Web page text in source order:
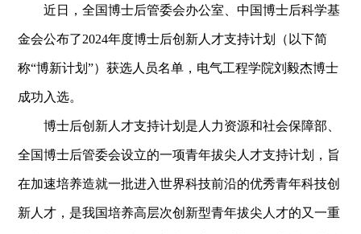
近日，全国博士后管委会办公室、中国博士后科学基
金会公布了2024年度博士后创新人才支持计划 （以下简
称“博新计划”）获选人员名单， 电气工程学院刘毅杰博士
成功入选。
博士后创新人才支持计划是人力资源和社会保障部、
全国博士后管委会设立的一项青年拔尖人才支持计划，旨
在加速培养造就一批进入世界科技前沿的优秀青年科技创
新人才，是我国培养高层次创新型青年拔尖人才的又一重